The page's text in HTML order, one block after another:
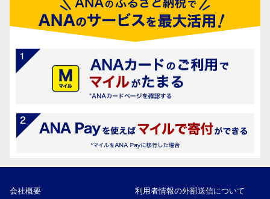
会社概要 利用者情報の外部送信について